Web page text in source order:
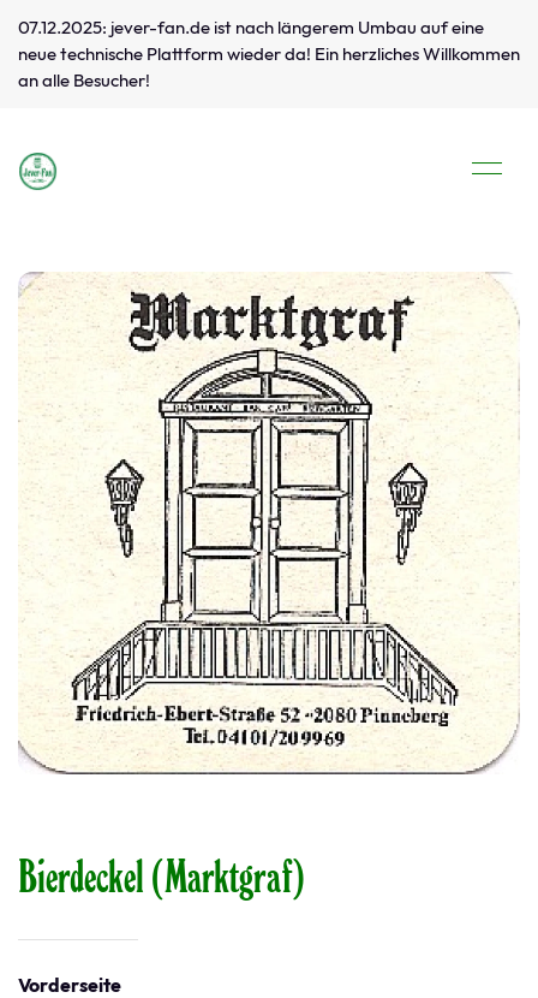
07.12.2025: jever-fan.de ist nach längerem Umbau auf eine
neue technische Plattform wieder da! Ein herzliches Willkommen
an alle Besucher!
Bierdeckel (Marktgraf)
Vorderseite